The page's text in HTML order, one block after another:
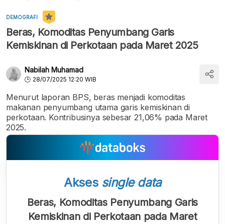
DEMOGRAFI
Beras, Komoditas Penyumbang Garis
Kemiskinan di Perkotaan pada Maret 2025
Nabilah Muhamad
28/07/2025 12:20 WIB
Menurut laporan BPS, beras menjadi komoditas
makanan penyumbang utama garis kemiskinan di
perkotaan. Kontribusinya sebesar 21,06% pada Maret
2025.
Akses single data
Beras, Komoditas Penyumbang Garis
Kemiskinan di Perkotaan pada Maret